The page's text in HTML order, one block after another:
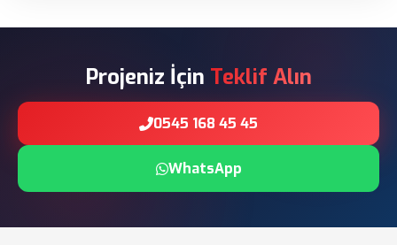
Projeniz İçin Teklif Alın
0545 168 45 45
WhatsApp